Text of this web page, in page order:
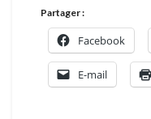
Partager :
Facebook
E-mail